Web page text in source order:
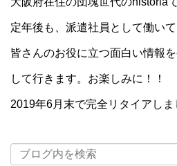
定年後も、派遣社員として働いて
皆さんのお役に立つ面白い情報
して行きます。お楽しみに！！
2019年6月末で完全リタイアしま